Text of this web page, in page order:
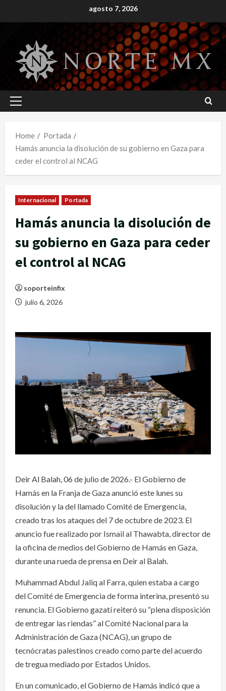
to
agosto 7, 2026
Primary
Home
Portada
Hamás anuncia la disolución de su gobierno en Gaza para
ceder el control al NCAG
Internacional Portada
Hamás anuncia la disolución de
su gobierno en Gaza para ceder
el control al NCAG
soporteinfix
julio 6, 2026
Deir Al Balah, 06 de julio de 2026.- El Gobierno de
Hamás en la Franja de Gaza anunció este lunes su
disolución y la del llamado Comité de Emergencia,
creado tras los ataques del 7 de octubre de 2023. El
anuncio fue realizado por Ismail al Thawabta, director de
la oficina de medios del Gobierno de Hamás en Gaza,
durante una rueda de prensa en Deir al Balah.
Muhammad Abdul Jaliq al Farra, quien estaba a cargo
del Comité de Emergencia de forma interina, presentó su
renuncia. El Gobierno gazatí reiteró su “plena disposición
de entregar las riendas” al Comité Nacional para la
Administración de Gaza (NCAG), un grupo de
tecnócratas palestinos creado como parte del acuerdo
de tregua mediado por Estados Unidos.
En un comunicado, el Gobierno de Hamás indicó que a